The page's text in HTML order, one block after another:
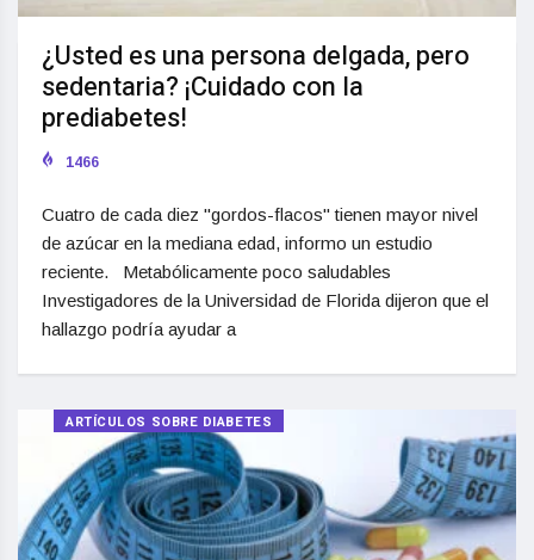
¿Usted es una persona delgada, pero
sedentaria? ¡Cuidado con la
prediabetes!
1466
Cuatro de cada diez "gordos-flacos" tienen mayor nivel
de azúcar en la mediana edad, informo un estudio
reciente. Metabólicamente poco saludables
Investigadores de la Universidad de Florida dijeron que el
hallazgo podría ayudar a
ARTÍCULOS SOBRE DIABETES